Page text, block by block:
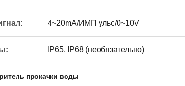
4~20mA/ИМП ульс/0~10V
IP65, IP68 (необязательно)
прокачки воды